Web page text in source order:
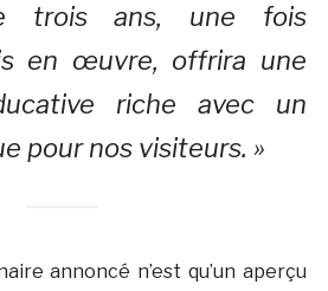
trois ans, une fois
en œuvre, offrira une
riche avec un
pour nos visiteurs. »
annoncé n’est qu’un aperçu